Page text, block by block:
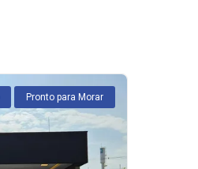
Pronto para Morar